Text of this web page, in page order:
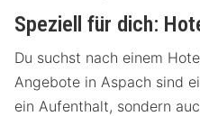
Speziell für dich:
Du suchst nach einem
Angebote in Aspach sind
ein Aufenthalt, sondern